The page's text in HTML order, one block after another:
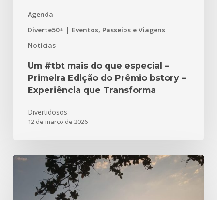
Agenda
Diverte50+ | Eventos, Passeios e Viagens
Notícias
bstory
Transforma
Um #tbt mais do que especial –
Primeira Edição do Prêmio bstory –
Experiência que Transforma
Divertidosos
12 de março de 2026
Parabéns